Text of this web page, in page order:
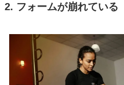
2. フォームが崩れている